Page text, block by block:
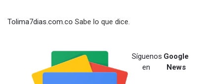
Tolima7dias.com.co Sabe lo que dice.
Síguenos
en
Google
News